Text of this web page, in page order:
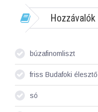
Hozzávalók
búzafinomliszt
friss Budafoki élesztő
só